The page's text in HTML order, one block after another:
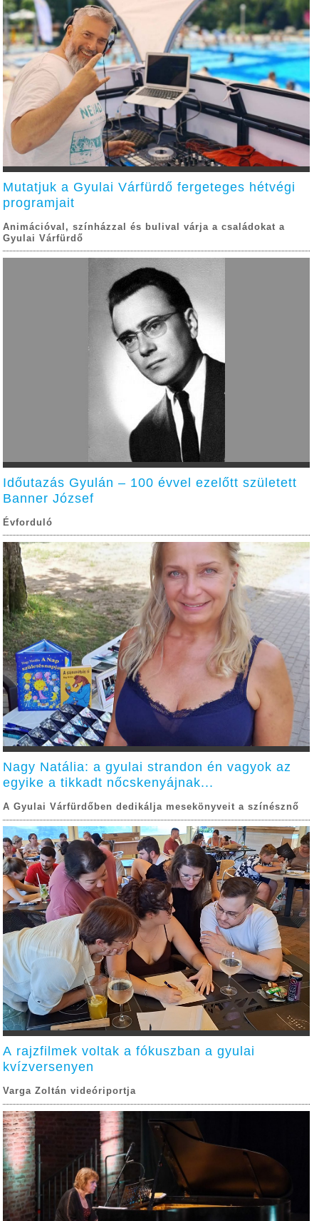
Mutatjuk a Gyulai Várfürdő fergeteges hétvégi
programjait
Animációval, színházzal és bulival várja a családokat a
Gyulai Várfürdő
Időutazás Gyulán – 100 évvel ezelőtt született
Banner József
Évforduló
Nagy Natália: a gyulai strandon én vagyok az
egyike a tikkadt nőcskenyájnak...
A Gyulai Várfürdőben dedikálja mesekönyveit a színésznő
A rajzfilmek voltak a fókuszban a gyulai
kvízversenyen
Varga Zoltán videóriportja